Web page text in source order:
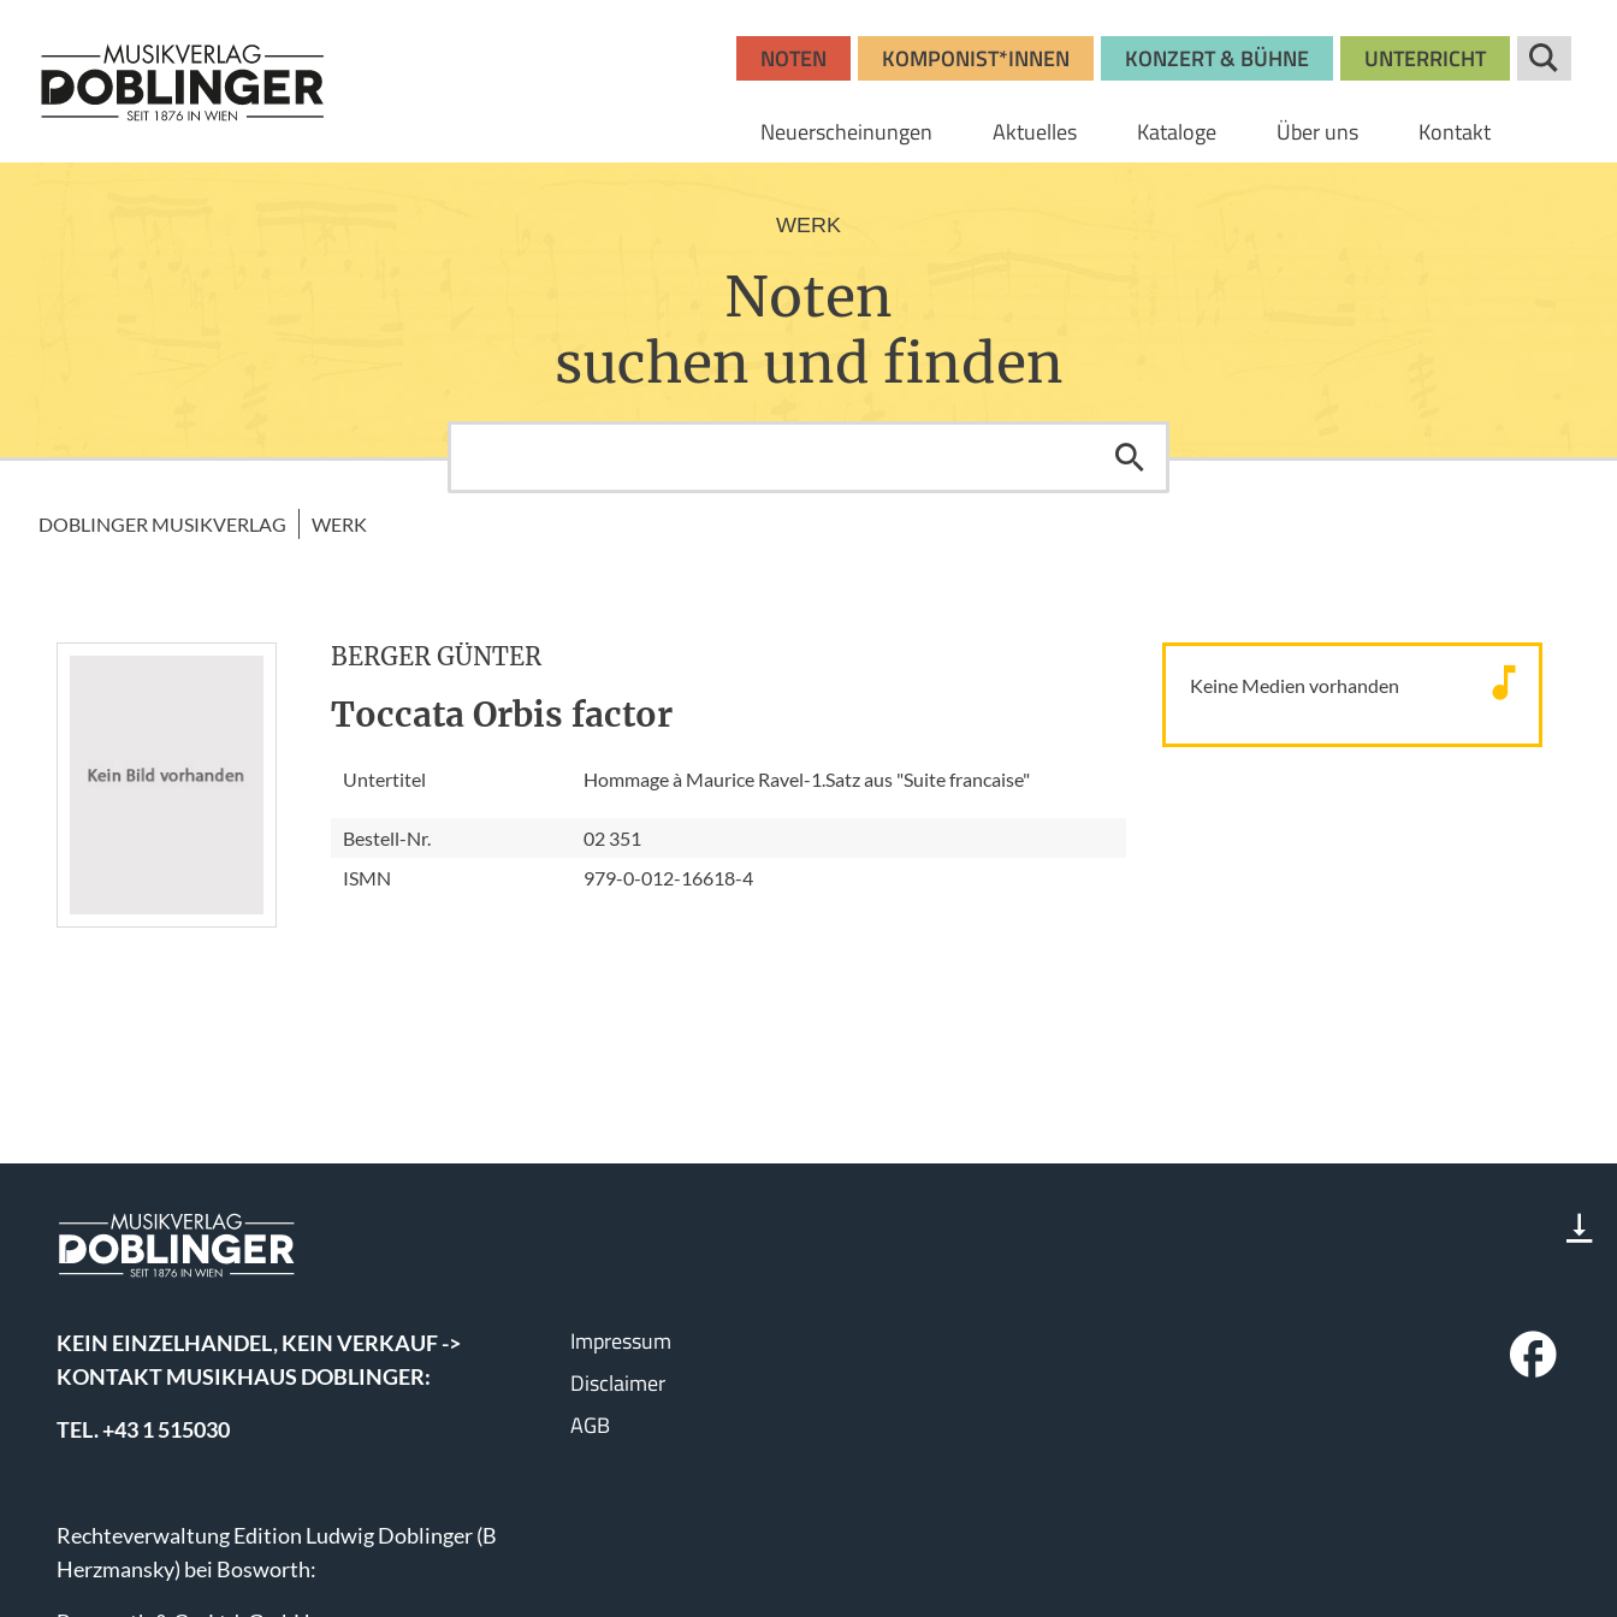
NOTEN KOMPONIST*INNEN KONZERT & BÜHNE UNTERRICHT
Neuerscheinungen Aktuelles Kataloge Über uns Kontakt
WERK
Noten
suchen und finden
DOBLINGER MUSIKVERLAG WERK
BERGER GÜNTER
Toccata Orbis factor
Untertitel Hommage à Maurice Ravel-1.Satz aus "Suite francaise"
Bestell-Nr.
02 351
ISMN
979-0-012-16618-4
Keine Medien vorhanden
KEIN EINZELHANDEL, KEIN VERKAUF ->
KONTAKT MUSIKHAUS DOBLINGER:
TEL. +43 1 515030
Rechteverwaltung Edition Ludwig Doblinger (B
Herzmansky) bei Bosworth:
Impressum
Disclaimer
AGB